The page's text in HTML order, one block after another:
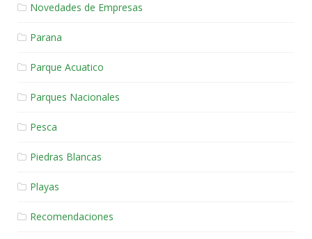
Novedades de Empresas
Parana
Parque Acuatico
Parques Nacionales
Pesca
Piedras Blancas
Playas
Recomendaciones